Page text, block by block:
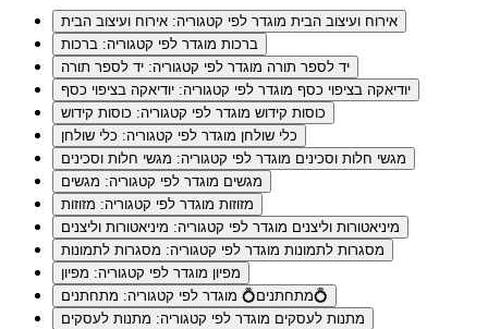
אירוח ועיצוב הבית מוגדר לפי קטגוריה: אירוח ועיצוב הבית
ברכות מוגדר לפי קטגוריה: ברכות
יד לספר תורה מוגדר לפי קטגוריה: יד לספר תורה
יודיאקה בציפוי כסף מוגדר לפי קטגוריה: יודיאקה בציפוי כסף
כוסות קידוש מוגדר לפי קטגוריה: כוסות קידוש
כלי שולחן מוגדר לפי קטגוריה: כלי שולחן
מגשי חלות וסכינים מוגדר לפי קטגוריה: מגשי חלות וסכינים
מגשים מוגדר לפי קטגוריה: מגשים
מזוזות מוגדר לפי קטגוריה: מזוזות
מיניאטורות וליצנים מוגדר לפי קטגוריה: מיניאטורות וליצנים
מסגרות לתמונות מוגדר לפי קטגוריה: מסגרות לתמונות
מפיון מוגדר לפי קטגוריה: מפיון
מתחתנים💍מוגדר לפי קטגוריה: מתחתנים💍
מתנות לעסקים מוגדר לפי קטגוריה: מתנות לעסקים